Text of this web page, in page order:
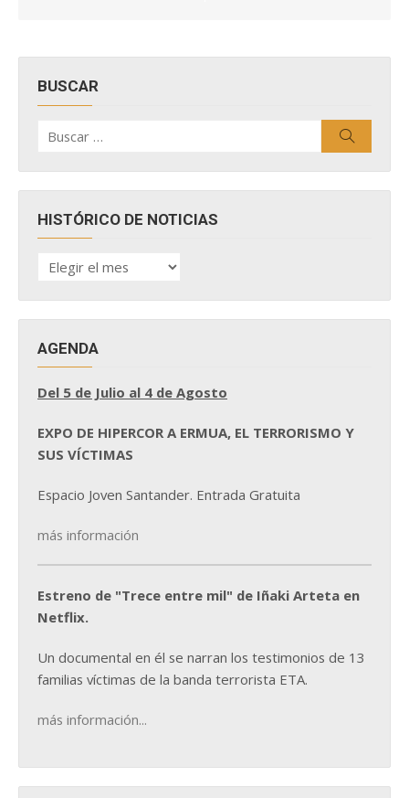
BUSCAR
por:
HISTÓRICO DE NOTICIAS
HISTÓRICO
DE
AGENDA
Del 5 de Julio al 4 de Agosto
EXPO DE HIPERCOR A ERMUA, EL TERRORISMO Y
SUS VÍCTIMAS
Espacio Joven Santander. Entrada Gratuita
más información
Estreno de "Trece entre mil" de Iñaki Arteta en
Netflix.
Un documental en él se narran los testimonios de 13
familias víctimas de la banda terrorista ETA.
más información...